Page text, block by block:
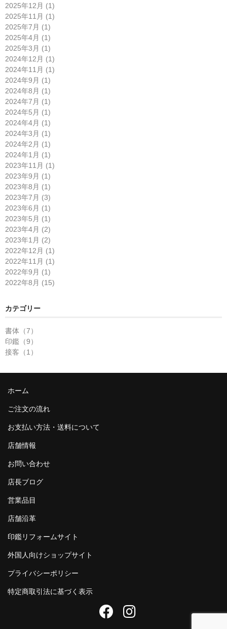
2025年12月 (1)
2025年11月 (1)
2025年7月 (1)
2025年4月 (1)
2025年3月 (1)
2024年12月 (1)
2024年11月 (1)
2024年9月 (1)
2024年8月 (1)
2024年7月 (1)
2024年5月 (1)
2024年4月 (1)
2024年3月 (1)
2024年2月 (1)
2024年1月 (1)
2023年11月 (1)
2023年9月 (1)
2023年8月 (1)
2023年7月 (3)
2023年6月 (1)
2023年5月 (1)
2023年4月 (2)
2023年1月 (2)
2022年12月 (1)
2022年11月 (1)
2022年9月 (1)
2022年8月 (15)
カテゴリー
書体（7）
印鑑（9）
接客（1）
ホーム
ご注文の流れ
お支払い方法・送料について
店舗情報
お問い合わせ
店長ブログ
営業品目
店舗沿革
印鑑リフォームサイト
外国人向けショップサイト
プライバシーポリシー
特定商取引法に基づく表示